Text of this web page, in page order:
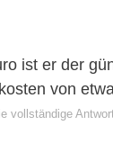
ist er der
von
vollständige